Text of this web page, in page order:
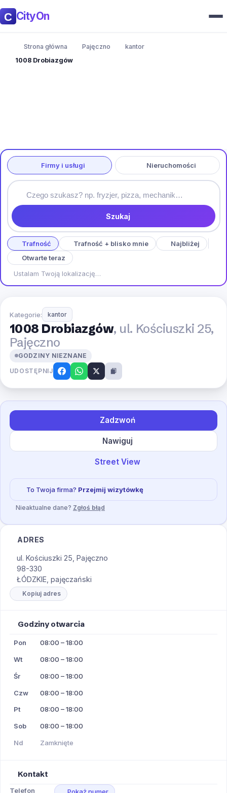
CityOn
Strona główna Pajęczno
kantor
1008 Drobiazgów
Firmy i usługi Nieruchomości
Szukaj
Trafność Trafność + blisko mnie
Najbliżej
Otwarte teraz
Ustalam Twoją lokalizację…
Kategorie: kantor
1008 Drobiazgów, ul. Kościuszki 25,
Pajęczno
GODZINY NIEZNANE
UDOSTĘPNIJ
Zadzwoń
Nawiguj
Street View
To Twoja firma? Przejmij wizytówkę
Nieaktualne dane? Zgłoś błąd
ADRES
ul. Kościuszki 25, Pajęczno
98-330
ŁÓDZKIE, pajęczański
Kopiuj adres
Godziny otwarcia
Pon 08:00 – 18:00
Wt 08:00 – 18:00
Śr 08:00 – 18:00
Czw 08:00 – 18:00
Pt 08:00 – 18:00
Sob 08:00 – 18:00
Nd Zamknięte
Kontakt
Telefon